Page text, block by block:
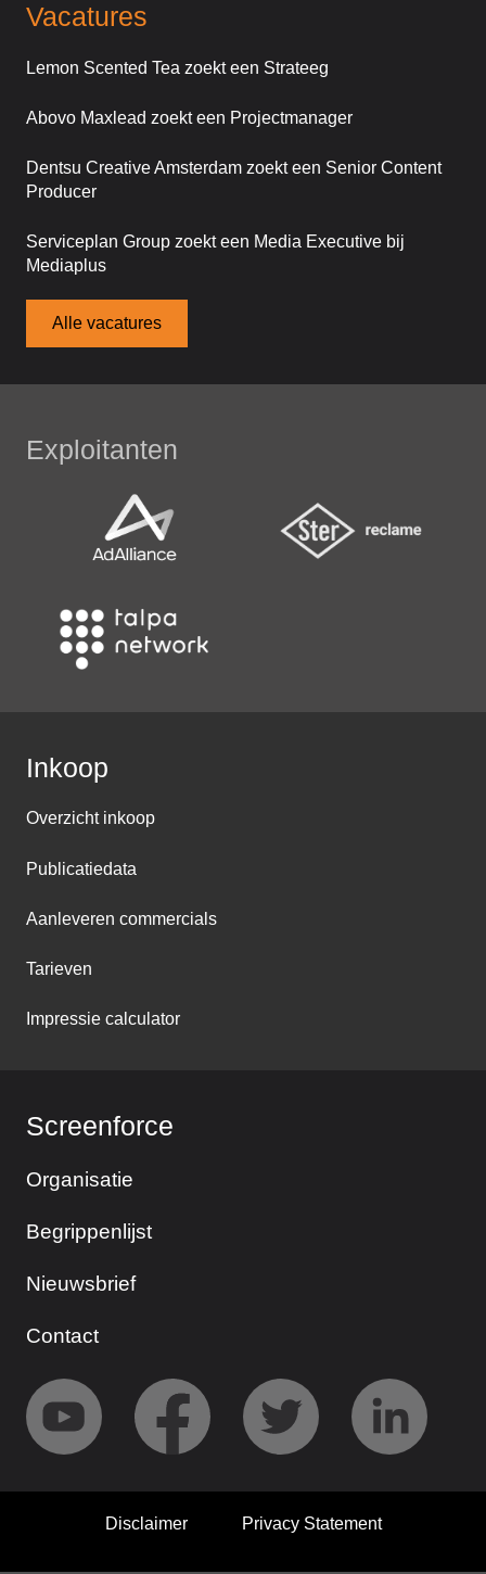
Vacatures
Lemon Scented Tea zoekt een Strateeg
Abovo Maxlead zoekt een Projectmanager
Dentsu Creative Amsterdam zoekt een Senior Content
Producer
Serviceplan Group zoekt een Media Executive bij
Mediaplus
Alle vacatures
Exploitanten
Inkoop
Overzicht inkoop
Publicatiedata
Aanleveren commercials
Tarieven
Impressie calculator
Screenforce
Organisatie
Begrippenlijst
Nieuwsbrief
Contact
Disclaimer Privacy Statement